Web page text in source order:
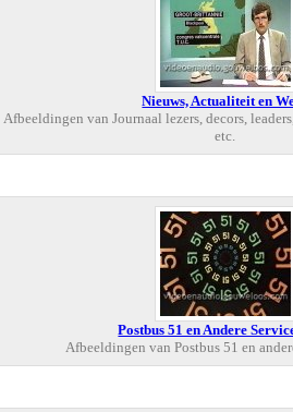
Nieuws, Actualiteit en
Afbeeldingen van Journaal lezers, decors,
etc.
Postbus 51 en Andere
Afbeeldingen van Postbus 51 en